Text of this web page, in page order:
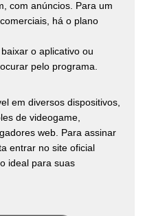
com anúncios. Para um
há o plano
o aplicativo ou
pelo programa.
em diversos dispositivos,
de videogame,
web. Para assinar
entrar no site oficial
ideal para suas